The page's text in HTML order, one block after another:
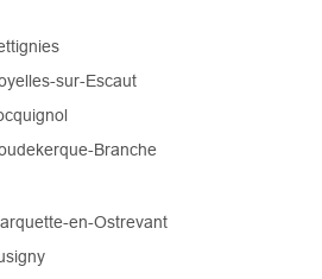
sur-Escaut
Branche
en-Ostrevant